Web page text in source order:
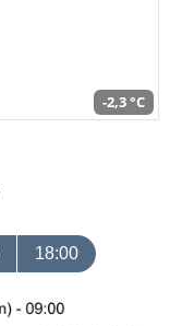
-2,3 °C
18:00